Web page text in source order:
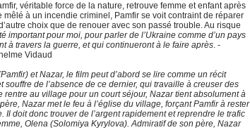
véritable force de la nature, retrouve femme et enfant après
à un incendie criminel, Pamfir se voit contraint de réparer
choix que de renouer avec son passé trouble. Au risque
important pour moi, pour parler de l’Ukraine comme d’un pays
à travers la guerre, et qui continueront à le faire après. -
Vidaud
et Nazar, le film peut d’abord se lire comme un récit
de l’absence de ce dernier, qui travaille à creuser des
au village pour un court séjour, Nazar tient absolument à
Nazar met le feu à l’église du village, forçant Pamfir à rester
Il doit donc trouver de l’argent rapidement et reprendre le trafic
Olena (Solomiya Kyrylova). Admiratif de son père, Nazar